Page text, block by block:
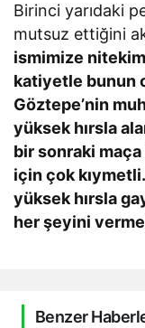
Birinci yarıdaki
mutsuz ettiğini
ismimize
katiyetle bunun
Göztepe’nin
yüksek hırsla
bir sonraki maça
için çok
yüksek hırsla
her şeyini
Benzer